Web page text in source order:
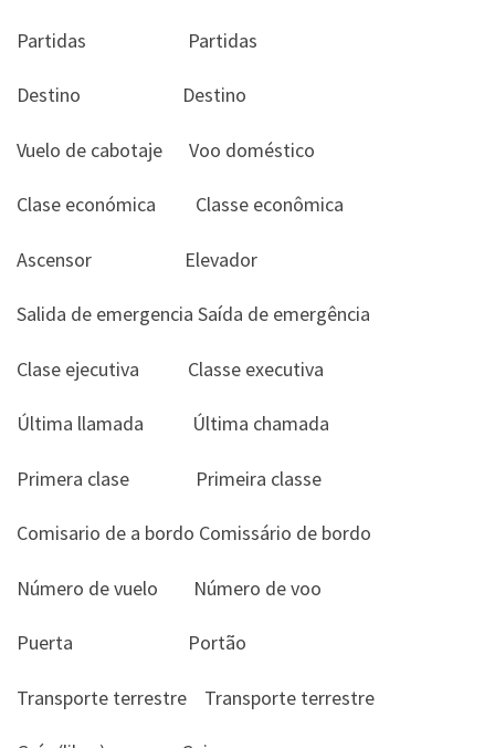
Partidas Partidas
Destino Destino
Vuelo de cabotaje Voo doméstico
Clase económica Classe econômica
Ascensor Elevador
Salida de emergencia Saída de emergência
Clase ejecutiva Classe executiva
Última llamada Última chamada
Primera clase Primeira classe
Comisario de a bordo Comissário de bordo
Número de vuelo Número de voo
Puerta Portão
Transporte terrestre Transporte terrestre